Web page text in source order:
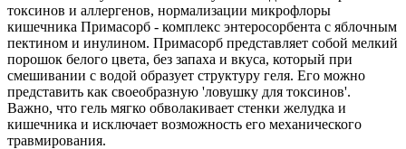
токсинов и аллергенов, нормализации микрофлоры
кишечника Примасорб - комплекс энтеросорбента с яблочным
пектином и инулином. Примасорб представляет собой мелкий
порошок белого цвета, без запаха и вкуса, который при
смешивании с водой образует структуру геля. Его можно
представить как своеобразную 'ловушку для токсинов'.
Важно, что гель мягко обволакивает стенки желудка и
кишечника и исключает возможность его механического
травмирования.